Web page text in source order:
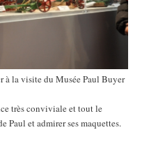
à la visite du Musée Paul Buyer
très conviviale et tout le
Paul et admirer ses maquettes.